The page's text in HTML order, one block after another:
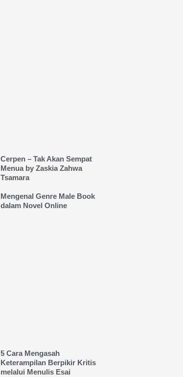
Cerpen – Tak Akan Sempat
Menua by Zaskia Zahwa
Tsamara
Mengenal Genre Male Book
dalam Novel Online
5 Cara Mengasah
Keterampilan Berpikir Kritis
melalui Menulis Esai